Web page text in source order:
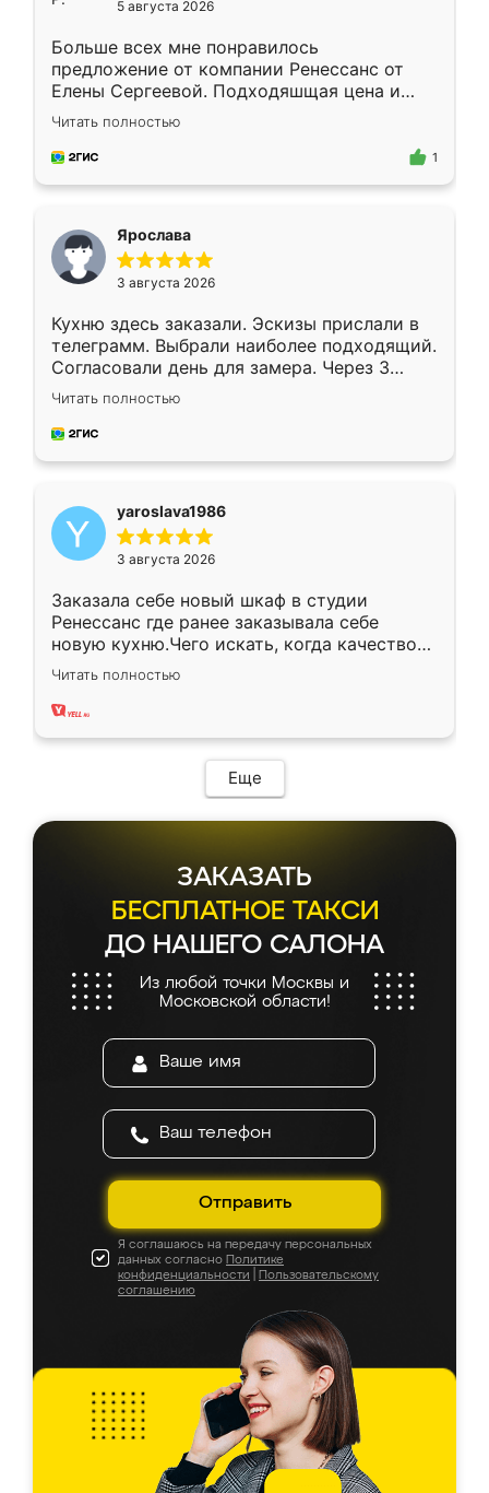
5 августа 2026
Больше всех мне понравилось
предложение от компании Ренессанс от
Елены Сергеевой. Подходяшщая цена и
короткие сроки изготовления. Приехавший
для замера сотрудник Владислав
предложил по моему эскизу самый
Читать полностью
1
Ярослава
3 августа 2026
Кухню здесь заказали. Эскизы прислали в
телеграмм. Выбрали наиболее подходящий.
Согласовали день для замера. Через 3
недели кухня была уже готова. Остались
довольны работой. Спасибо Ренессанс
мебель за качественную работу!
Читать полностью
yaroslava1986
3 августа 2026
Заказала себе новый шкаф в студии
Ренессанс где ранее заказывала себе
новую кухню.Чего искать, когда качеством
вполне довольна. Служит кухня уже почти
два года, нареканий нет.
Читать полностью
Еще
ЗАКАЗАТЬ
БЕСПЛАТНОЕ ТАКСИ
ДО НАШЕГО САЛОНА
Из любой точки Москвы и
Московской области!
Отправить
Я соглашаюсь на передачу персональных
данных согласно Политике
конфиденциальности
Пользовательскому
соглашению